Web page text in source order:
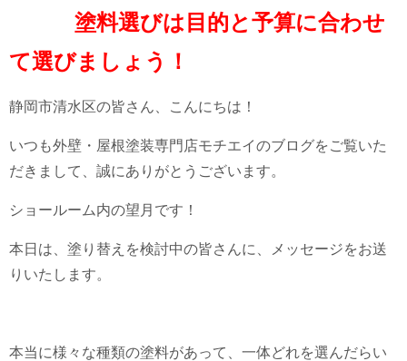
塗料選びは目的と予算に合わせ
て選びましょう！
静岡市清水区の皆さん、こんにちは！
いつも外壁・屋根塗装専門店モチエイのブログをご覧いた
だきまして、誠にありがとうございます。
ショールーム内の望月です！
本日は、塗り替えを検討中の皆さんに、メッセージをお送
りいたします。
本当に様々な種類の塗料があって、一体どれを選んだらい